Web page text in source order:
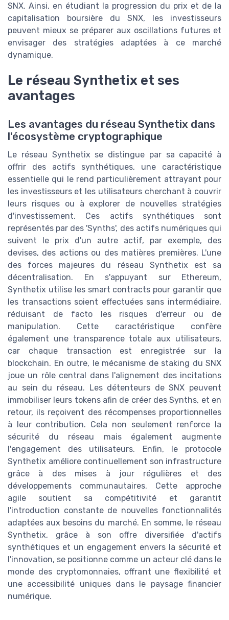
SNX. Ainsi, en étudiant la progression du prix et de la
capitalisation boursière du SNX, les investisseurs
peuvent mieux se préparer aux oscillations futures et
envisager des stratégies adaptées à ce marché
dynamique.
Le réseau Synthetix et ses
avantages
Les avantages du réseau Synthetix dans
l'écosystème cryptographique
Le réseau Synthetix se distingue par sa capacité à
offrir des actifs synthétiques, une caractéristique
essentielle qui le rend particulièrement attrayant pour
les investisseurs et les utilisateurs cherchant à couvrir
leurs risques ou à explorer de nouvelles stratégies
d'investissement. Ces actifs synthétiques sont
représentés par des 'Synths', des actifs numériques qui
suivent le prix d'un autre actif, par exemple, des
devises, des actions ou des matières premières. L'une
des forces majeures du réseau Synthetix est sa
décentralisation. En s'appuyant sur Ethereum,
Synthetix utilise les smart contracts pour garantir que
les transactions soient effectuées sans intermédiaire,
réduisant de facto les risques d'erreur ou de
manipulation. Cette caractéristique confère
également une transparence totale aux utilisateurs,
car chaque transaction est enregistrée sur la
blockchain. En outre, le mécanisme de staking du SNX
joue un rôle central dans l'alignement des incitations
au sein du réseau. Les détenteurs de SNX peuvent
immobiliser leurs tokens afin de créer des Synths, et en
retour, ils reçoivent des récompenses proportionnelles
à leur contribution. Cela non seulement renforce la
sécurité du réseau mais également augmente
l'engagement des utilisateurs. Enfin, le protocole
Synthetix améliore continuellement son infrastructure
grâce à des mises à jour régulières et des
développements communautaires. Cette approche
agile soutient sa compétitivité et garantit
l'introduction constante de nouvelles fonctionnalités
adaptées aux besoins du marché. En somme, le réseau
Synthetix, grâce à son offre diversifiée d'actifs
synthétiques et un engagement envers la sécurité et
l'innovation, se positionne comme un acteur clé dans le
monde des cryptomonnaies, offrant une flexibilité et
une accessibilité uniques dans le paysage financier
numérique.